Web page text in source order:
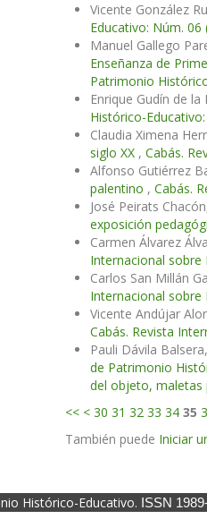
Vicente González
Educativo: Núm. 06
Manuel Gallego
Enseñanza de
Patrimonio
Enrique Gudín de la
Histórico-
Claudia Ximena
siglo XX , Cabás.
Alfonso Gutiérrez
palentino , Cabás.
José Peirats
exposición
Carmen Álvarez
Internacional sobre
Carlos San Millán
Internacional sobre
Vicente Andújar
Cabás. Revista
Pauli Dávila
de Patrimonio
del objeto, maletas
<< < 30 31 32 33 34 35
También puede Iniciar
Histórico-Educativo. ISSN